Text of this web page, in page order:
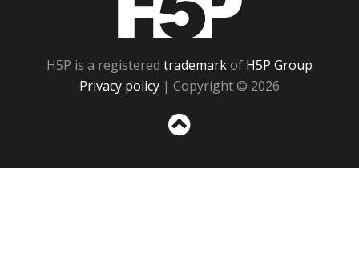
H5P is a registered trademarkof H5P Group
Privacy policy | Copyright © 2026